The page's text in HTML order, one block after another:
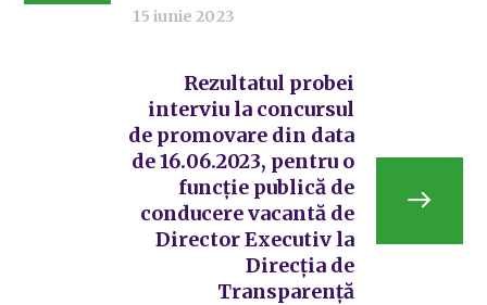
15 iunie 2023
Rezultatul probei
interviu la concursul
de promovare din data
de 16.06.2023, pentru o
funcție publică de
conducere vacantă de
Director Executiv la
Direcția de
Transparență